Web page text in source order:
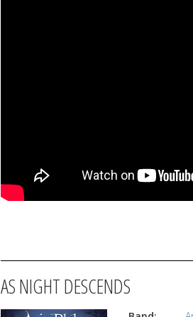
AS NIGHT DESCENDS